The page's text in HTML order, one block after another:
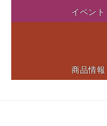
イベント
商品情報